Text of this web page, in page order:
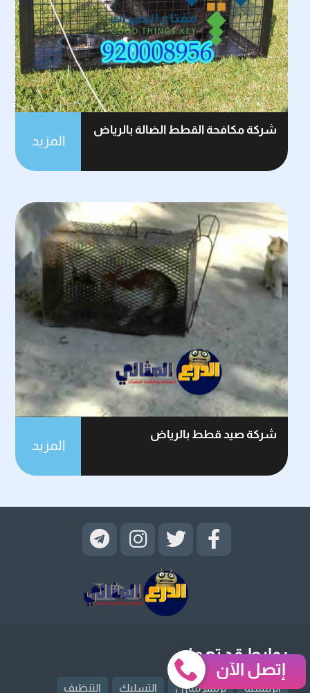
شركة مكافحة القطط الضالة بالرياض
المزيد
شركة صيد قطط بالرياض
المزيد
روابط قد تهمك
الرئيسية ترميم منازل التسليك التنظيف
إتصل الآن